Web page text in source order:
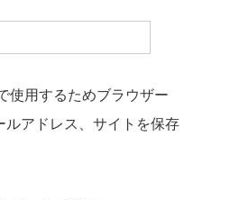
使用するためブラウザー
ルアドレス、サイトを保存